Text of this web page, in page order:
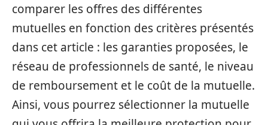
comparer les offres des différentes
mutuelles en fonction des critères présentés
dans cet article : les garanties proposées, le
réseau de professionnels de santé, le niveau
de remboursement et le coût de la mutuelle.
Ainsi, vous pourrez sélectionner la mutuelle